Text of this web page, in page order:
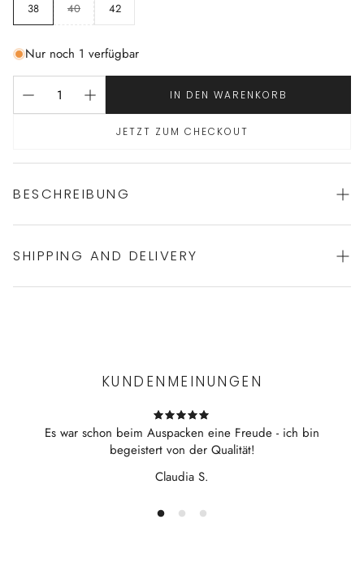
38
40 42
Nur noch 1 verfügbar
IN DEN WARENKORB
JETZT ZUM CHECKOUT
BESCHREIBUNG
schöner Morgenmantel von NOVILA
SHIPPING AND DELIVERY
KUNDENMEINUNGEN
Es war schon beim Auspacken eine Freude - ich bin
begeistert von der Qualität!
Claudia S.